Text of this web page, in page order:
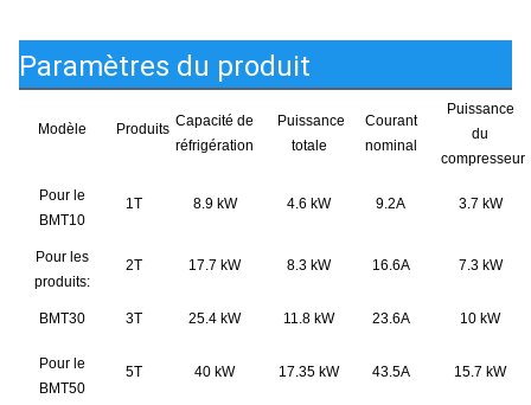
Paramètres du produit
Modèle Produits Capacité de
réfrigération
Puissance
totale
Courant
nominal
Puissance
du
compresseur
Pour le
BMT10
1T 8.9 kW 4.6 kW 9.2A 3.7 kW
Pour les
produits:
2T 17.7 kW 8.3 kW 16.6A 7.3 kW
BMT30 3T 25.4 kW 11.8 kW 23.6A 10 kW
Pour le
BMT50
5T 40 kW 17.35 kW 43.5A 15.7 kW